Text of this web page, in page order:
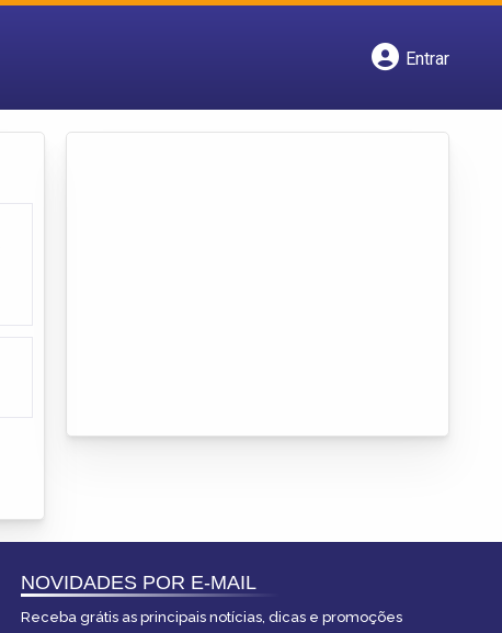
Entrar
NOVIDADES POR E-MAIL
Receba grátis as principais notícias, dicas e promoções